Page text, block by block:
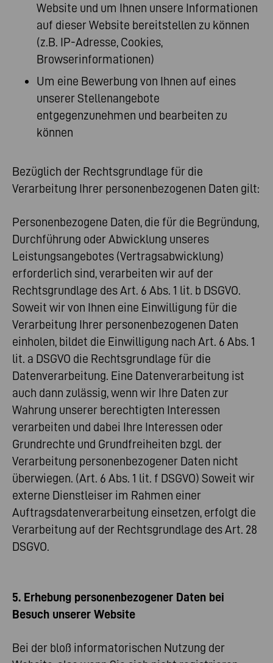
Website und um Ihnen unsere Informationen
auf dieser Website bereitstellen zu können
(z.B. IP-Adresse, Cookies,
Browserinformationen)
Um eine Bewerbung von Ihnen auf eines
unserer Stellenangebote
entgegenzunehmen und bearbeiten zu
können
Bezüglich der Rechtsgrundlage für die
Verarbeitung Ihrer personenbezogenen Daten gilt:
Personenbezogene Daten, die für die Begründung,
Durchführung oder Abwicklung unseres
Leistungsangebotes (Vertragsabwicklung)
erforderlich sind, verarbeiten wir auf der
Rechtsgrundlage des Art. 6 Abs. 1 lit. b DSGVO.
Soweit wir von Ihnen eine Einwilligung für die
Verarbeitung Ihrer personenbezogenen Daten
einholen, bildet die Einwilligung nach Art. 6 Abs. 1
lit. a DSGVO die Rechtsgrundlage für die
Datenverarbeitung. Eine Datenverarbeitung ist
auch dann zulässig, wenn wir Ihre Daten zur
Wahrung unserer berechtigten Interessen
verarbeiten und dabei Ihre Interessen oder
Grundrechte und Grundfreiheiten bzgl. der
Verarbeitung personenbezogener Daten nicht
überwiegen. (Art. 6 Abs. 1 lit. f DSGVO) Soweit wir
externe Dienstleiser im Rahmen einer
Auftragsdatenverarbeitung einsetzen, erfolgt die
Verarbeitung auf der Rechtsgrundlage des Art. 28
DSGVO.
5. Erhebung personenbezogener Daten bei
Besuch unserer Website
Bei der bloß informatorischen Nutzung der